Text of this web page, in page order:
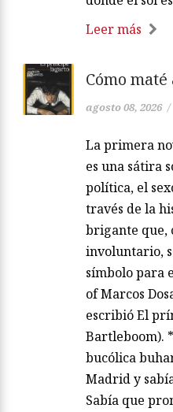
Leer más
Cómo
agosto 08, 2026 /
La primera
es una sátira
política, el
través de la
brigante que,
involuntario,
símbolo para
of Marcos
escribió El
Bartleboom).
bucólica
Madrid y
Sabía que